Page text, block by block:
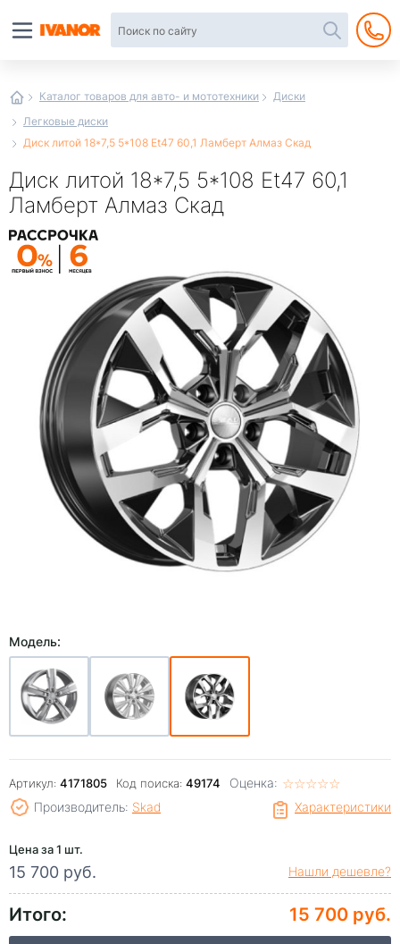
Каталог товаров для авто- и мототехники
Диски
Легковые диски
Диск литой 18*7,5 5*108 Et47 60,1 Ламберт Алмаз Скад
Диск литой 18*7,5 5*108 Et47 60,1
Ламберт Алмаз Скад
Модель:
Артикул: 4171805 Код поиска: 49174 Оценка: ☆☆☆☆☆
★★★★★
Характеристики
Производитель: Skad
Цена за 1 шт.
15 700 руб. Нашли дешевле?
Итого: 15 700 руб.
интернет-